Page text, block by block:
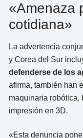
«Amenaza
cotidiana»
La advertencia
y Corea del Sur
defenderse de los
afirma, también han
maquinaria robótica,
impresión en 3D.
«Esta denuncia